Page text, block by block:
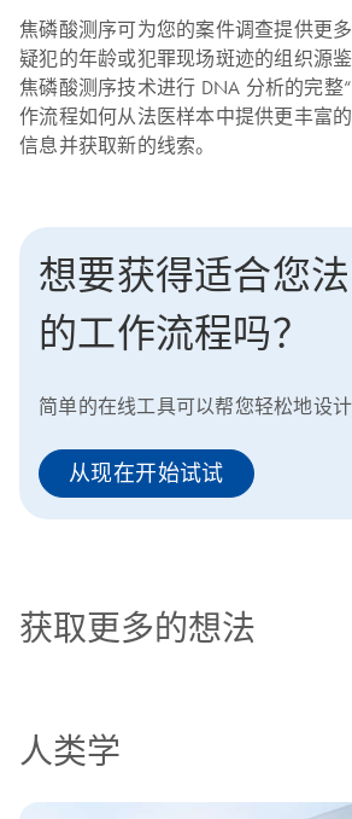
焦磷酸测序可为您的案件调查提供更
疑犯的年龄或犯罪现场斑迹的组织源
焦磷酸测序技术进行 DNA 分析的完整
作流程如何从法医样本中提供更丰富
信息并获取新的线索。
想要获得适合您
的工作流程吗？
简单的在线工具可以帮您轻松地设计
从现在开始试试
获取更多的想法
人类学